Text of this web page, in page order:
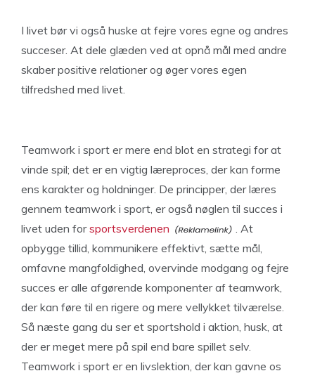
I livet bør vi også huske at fejre vores egne og andres
succeser. At dele glæden ved at opnå mål med andre
skaber positive relationer og øger vores egen
tilfredshed med livet.
Teamwork i sport er mere end blot en strategi for at
vinde spil; det er en vigtig læreproces, der kan forme
ens karakter og holdninger. De principper, der læres
gennem teamwork i sport, er også nøglen til succes i
livet uden forsportsverdenen
. At
opbygge tillid, kommunikere effektivt, sætte mål,
omfavne mangfoldighed, overvinde modgang og fejre
succes er alle afgørende komponenter af teamwork,
der kan føre til en rigere og mere vellykket tilværelse.
Så næste gang du ser et sportshold i aktion, husk, at
der er meget mere på spil end bare spillet selv.
Teamwork i sport er en livslektion, der kan gavne os